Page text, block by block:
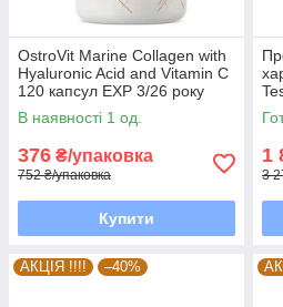
OstroVit Marine Collagen with
Hyaluronic Acid and Vitamin C
120 капсул EXP 3/26 року
включно
В наявності 1 од.
376 ₴/упаковка
752 ₴/упаковка
Купити
1
3
АКЦІЯ !!!! –40%